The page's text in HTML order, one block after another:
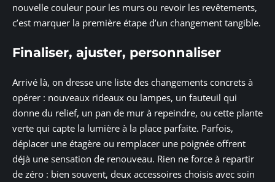
nouvelle couleur pour les murs ou revoir les revêtements,
c’est marquer la première étape d’un changement tangible.
Finaliser, ajuster, personnaliser
Arrivé là, on dresse une liste des changements concrets à
opérer : nouveaux rideaux ou lampes, un fauteuil qui
donne du relief, un pan de mur à repeindre, ou cette plante
verte qui capte la lumière à la place parfaite. Parfois,
déplacer une étagère ou remplacer une poignée offrent
déjà une sensation de renouveau. Rien ne force à repartir
de zéro : bien souvent, deux accessoires choisis avec soin